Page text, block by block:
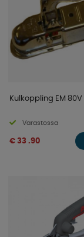
Kulkoppling EM 80V
Varastossa
€ 33 .90